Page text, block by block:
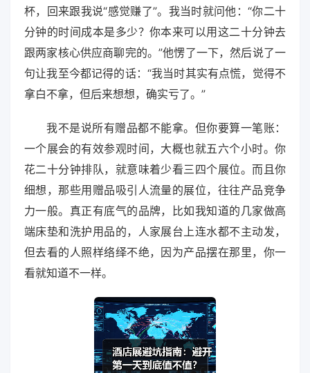
杯，回来跟我说“感觉赚了”。我当时就问他：“你二十
分钟的时间成本是多少？你本来可以用这二十分钟去
跟两家核心供应商聊完的。”他愣了一下，然后说了一
句让我至今都记得的话：“我当时其实有点慌，觉得不
拿白不拿，但后来想想，确实亏了。”
我不是说所有赠品都不能拿。但你要算一笔账：
一个展会的有效参观时间，大概也就五六个小时。你
花二十分钟排队，就意味着少看三四个展位。而且你
细想，那些用赠品吸引人流量的展位，往往产品竞争
力一般。真正有底气的品牌，比如我知道的几家做高
端床垫和洗护用品的，人家展台上连水都不主动发，
但去看的人照样络绎不绝，因为产品摆在那里，你一
看就知道不一样。